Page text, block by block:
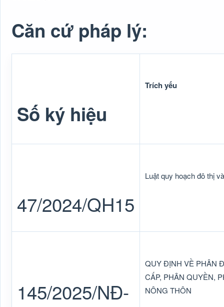
Căn cứ pháp lý:
Số ký hiệu
Trích yếu
47/2024/QH15
Luật quy hoạch đô thị
145/2025/NĐ-
QUY ĐỊNH VỀ PHÂN
CẤP, PHÂN QUYỀN,
NÔNG THÔN